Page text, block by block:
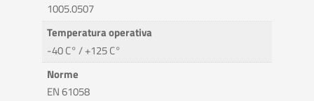
1005.0507
Temperatura operativa
-40 C° / +125 C°
Norme
EN 61058